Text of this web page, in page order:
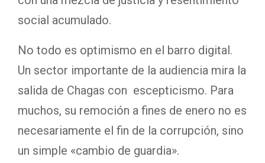
social acumulado.
No todo es optimismo en el barro digital.
Un sector importante de la audiencia mira la
salida de Chagas con escepticismo. Para
muchos, su remoción a fines de enero no es
necesariamente el fin de la corrupción, sino
un simple «cambio de guardia».